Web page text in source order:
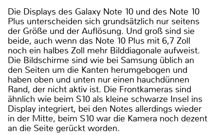
Die Displays des Galaxy Note 10 und des Note 10
Plus unterscheiden sich grundsätzlich nur seitens
der Größe und der Auflösung. Und groß sind sie
beide, auch wenn das Note 10 Plus mit 6,7 Zoll
noch ein halbes Zoll mehr Bilddiagonale aufweist.
Die Bildschirme sind wie bei Samsung üblich an
den Seiten um die Kanten herumgebogen und
haben oben und unten nur einen hauchdünnen
Rand, der nicht aktiv ist. Die Frontkameras sind
ähnlich wie beim S10 als kleine schwarze Insel ins
Display integriert, bei den Notes allerdings wieder
in der Mitte, beim S10 war die Kamera noch dezent
an die Seite gerückt worden.